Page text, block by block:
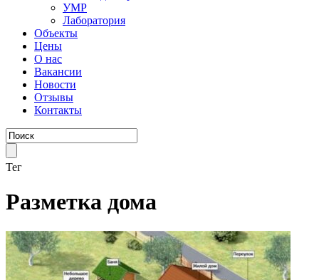
УМР
Лаборатория
Объекты
Цены
О нас
Вакансии
Новости
Отзывы
Контакты
Тег
Разметка дома